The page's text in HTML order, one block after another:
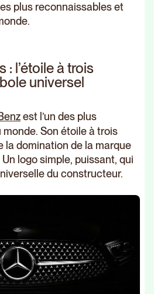
plus reconnaissables et
: l’étoile à trois
universel
est l’un des plus
Son étoile à trois
la domination de la marque
logo simple, puissant, qui
du constructeur.